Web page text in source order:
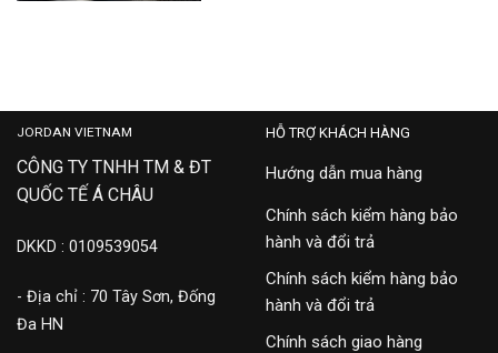
JORDAN VIETNAM
CÔNG TY TNHH TM & ĐT
QUỐC TẾ Á CHÂU
DKKD : 0109539054
- Địa chỉ : 70 Tây Sơn, Đống
Đa HN
HỖ TRỢ KHÁCH HÀNG
Hướng dẫn mua hàng
Chính sách kiểm hàng bảo
hành và đổi trả
Chính sách kiểm hàng bảo
hành và đổi trả
Chính sách giao hàng